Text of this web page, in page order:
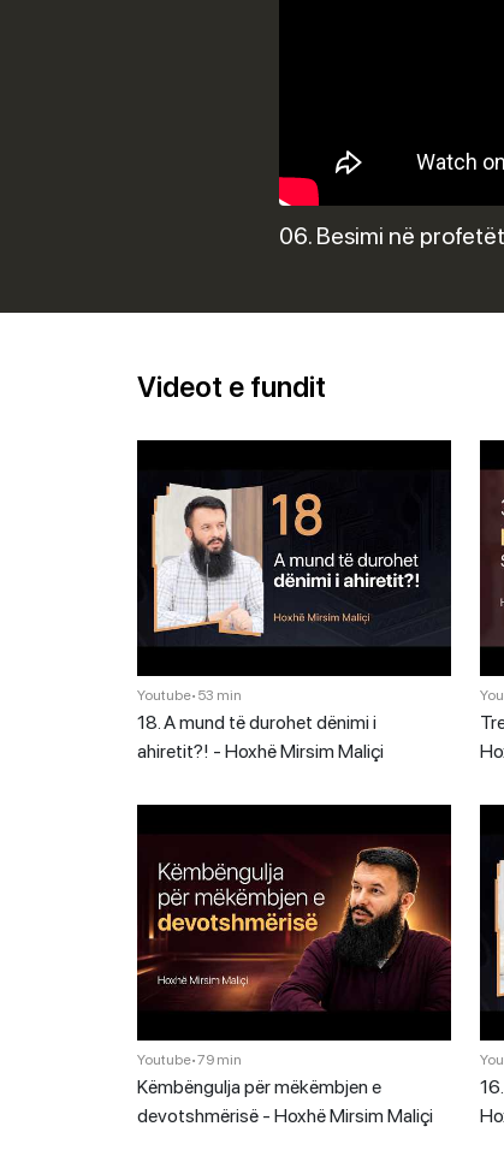
06. Besimi në
Videot e fundit
Youtube• 53 min
18. A mund të durohet dënimi i
ahiretit?! - Hoxhë Mirsim Maliçi
Youtube•79 min
Këmbëngulja për mëkëmbjen e
devotshmërisë - Hoxhë Mirsim Maliçi